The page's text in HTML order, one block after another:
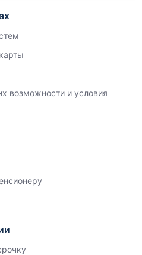
возможности и условия